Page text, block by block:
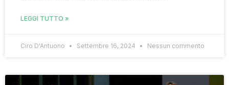
LEGGI TUTTO »
Ciro D'Antuono Settembre 16, 2024 Nessun commento